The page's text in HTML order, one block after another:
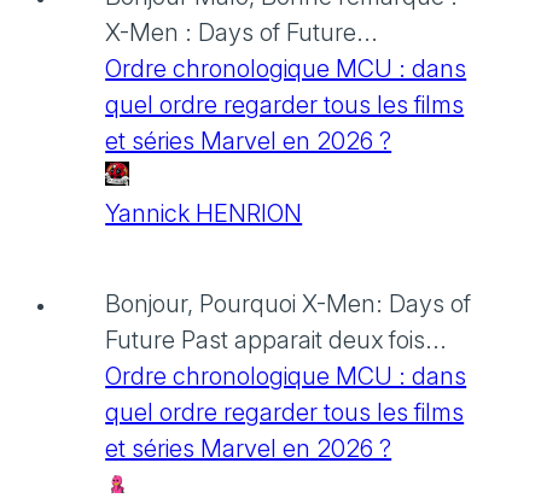
X-Men : Days of Future...
Ordre chronologique MCU : dans
quel ordre regarder tous les films
et séries Marvel en 2026 ?
Yannick HENRION
Bonjour, Pourquoi X-Men: Days of
Future Past apparait deux fois...
Ordre chronologique MCU : dans
quel ordre regarder tous les films
et séries Marvel en 2026 ?